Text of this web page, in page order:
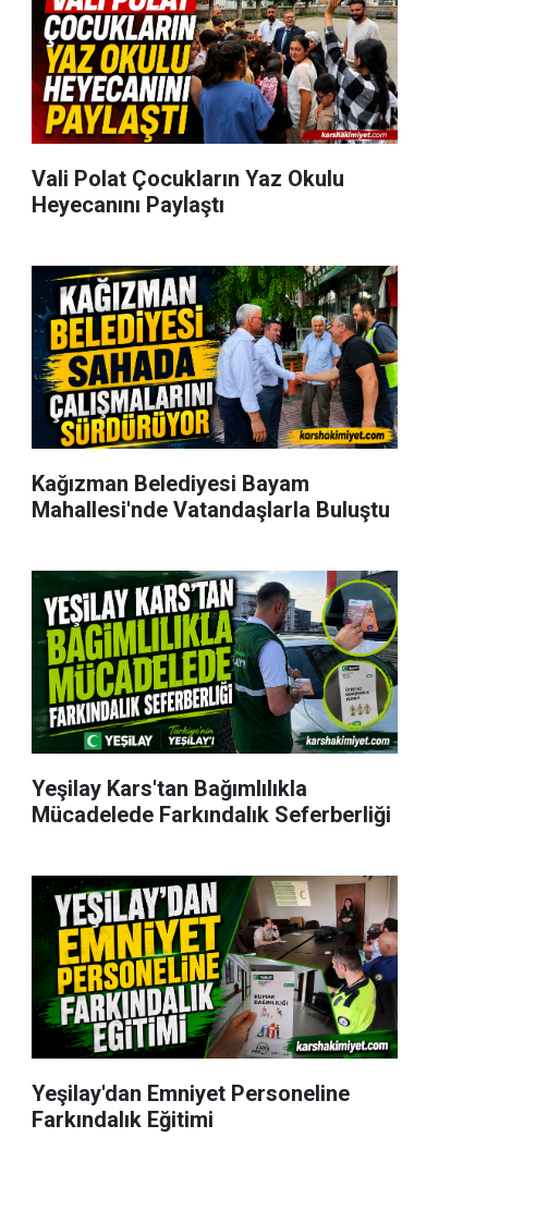
Vali Polat Çocukların Yaz Okulu
Heyecanını Paylaştı
Kağızman Belediyesi Bayam
Mahallesi'nde Vatandaşlarla Buluştu
Yeşilay Kars'tan Bağımlılıkla
Mücadelede Farkındalık Seferberliği
Yeşilay'dan Emniyet Personeline
Farkındalık Eğitimi